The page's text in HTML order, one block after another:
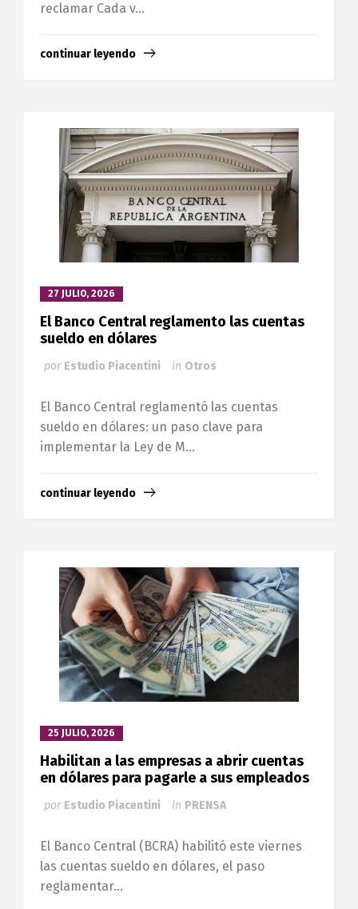
reclamar Cada v...
continuar leyendo
27 JULIO, 2026
El Banco Central reglamento las cuentas
sueldo en dólares
por Estudio Piacentini in Otros
El Banco Central reglamentó las cuentas
sueldo en dólares: un paso clave para
implementar la Ley de M...
continuar leyendo
25 JULIO, 2026
Habilitan a las empresas a abrir cuentas
en dólares para pagarle a sus empleados
por Estudio Piacentini in PRENSA
El Banco Central (BCRA) habilitó este viernes
las cuentas sueldo en dólares, el paso
reglamentar...